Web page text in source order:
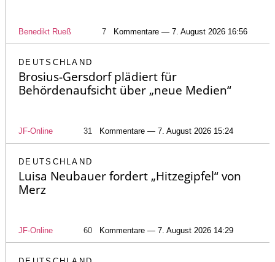
Benedikt Rueß 7 Kommentare — 7. August 2026 16:56
DEUTSCHLAND
Brosius-Gersdorf plädiert für
Behördenaufsicht über „neue Medien“
JF-Online 31 Kommentare — 7. August 2026 15:24
DEUTSCHLAND
Luisa Neubauer fordert „Hitzegipfel“ von
Merz
JF-Online 60 Kommentare — 7. August 2026 14:29